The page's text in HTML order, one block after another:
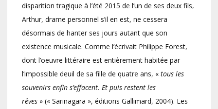
disparition tragique à l’été 2015 de l’un de ses deux fils,
Arthur, drame personnel s’il en est, ne cessera
désormais de hanter ses jours autant que son
existence musicale. Comme l’écrivait Philippe Forest,
dont l’oeuvre littéraire est entièrement habitée par
l’impossible deuil de sa fille de quatre ans, « tous les
souvenirs enfin s’effacent. Et puis restent les
rêves » (« Sarinagara », éditions Gallimard, 2004). Les